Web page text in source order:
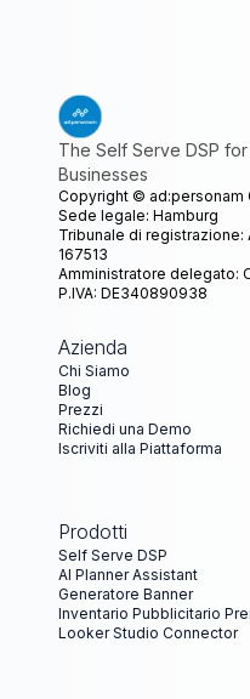
The Self Serve DSP
Businesses
Copyright © ad:personam
Sede legale: Hamburg
Tribunale di registrazione:
167513
Amministratore delegato:
P.IVA: DE340890938
Azienda
Chi Siamo
Blog
Prezzi
Richiedi una Demo
Iscriviti alla Piattaforma
Prodotti
Self Serve DSP
AI Planner Assistant
Generatore Banner
Inventario Pubblicitario
Looker Studio Connector